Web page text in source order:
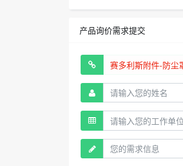
产品询价需求提交